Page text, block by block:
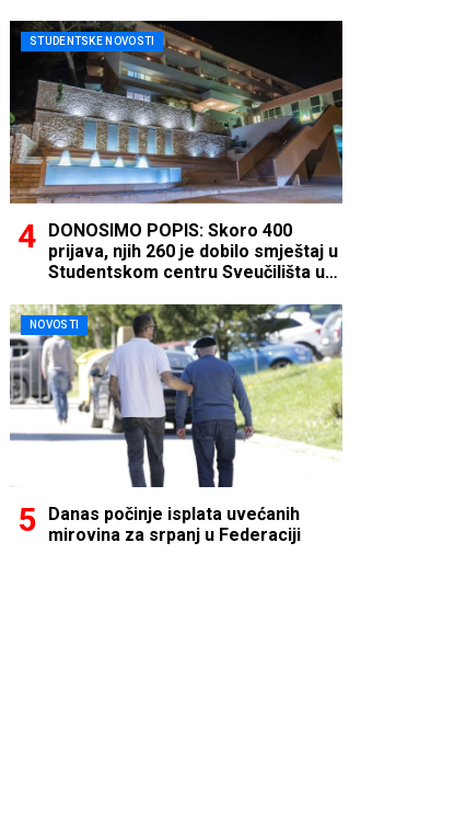
STUDENTSKE NOVOSTI
DONOSIMO POPIS: Skoro 400
prijava, njih 260 je dobilo smještaj u
Studentskom centru Sveučilišta u
NOVOSTI
Danas počinje isplata uvećanih
mirovina za srpanj u Federaciji